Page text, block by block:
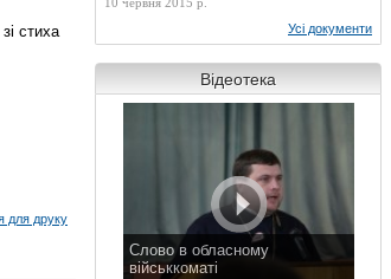
стиха
для друку
Усі документи
Відеотека
Слово в обласному
військкоматі